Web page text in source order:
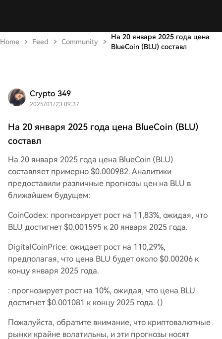
Home Feed Community
На 20 января 2025 года цена
BlueCoin (BLU) составл
Crypto 349
2025/01/23 09:37
На 20 января 2025 года цена BlueCoin (BLU)
составл
На 20 января 2025 года цена BlueCoin (BLU)
составляет примерно $0.000982. Аналитики
предоставили различные прогнозы цен на BLU в
ближайшем будущем:
CoinCodex: прогнозирует рост на 11,83%, ожидая, что
BLU достигнет $0.001595 к 20 января 2025 года.
DigitalCoinPrice: ожидает рост на 110,29%,
предполагая, что цена BLU будет около $0.00206 к
концу января 2025 года.
: прогнозирует рост на 10%, ожидая, что цена BLU
достигнет $0.001081 к концу 2025 года. ()
Пожалуйста, обратите внимание, что криптовалютные
рынки крайне волатильны, и эти прогнозы носят